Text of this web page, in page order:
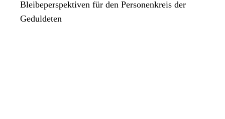
Bleibeperspektiven für den Personenkreis der
Geduldeten